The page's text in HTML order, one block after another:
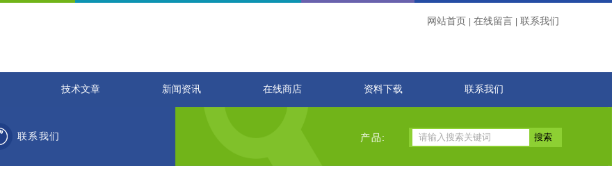
网站首页 在线留言 联系我们
技术文章 新闻资讯 在线商店 资料下载 联系我们
联系我们 产品: